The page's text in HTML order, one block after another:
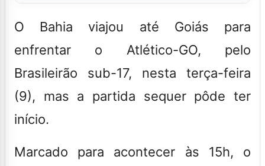
O Bahia viajou até Goiás para
enfrentar o Atlético-GO, pelo
Brasileirão sub-17, nesta terça-feira
(9), mas a partida sequer pôde ter
início.
Marcado para acontecer às 15h, o